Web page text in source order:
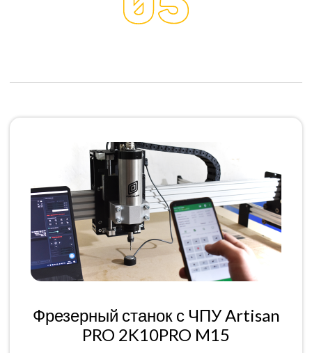
Фрезерный станок с ЧПУ Artisan
PRO 2K10PRO M15